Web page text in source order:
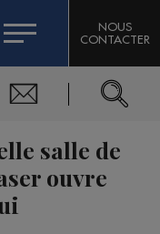
SKIABLES
BLANC
NOUS
CONTACTER
salle de
ouvre